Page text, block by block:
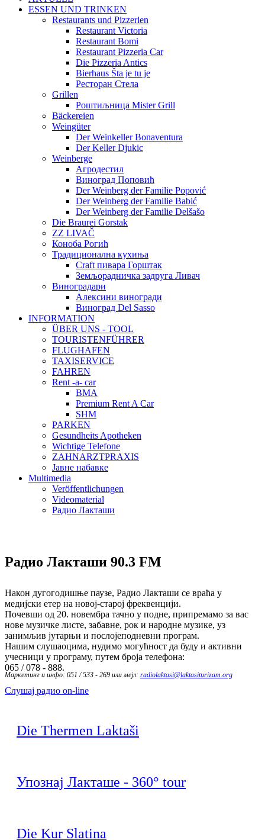
ESSEN UND TRINKEN
Restaurants und Pizzerien
Restaurant Victoria
Restaurant Bomi
Restaurant Pizzeria Car
Die Pizzeria Antics
Bierhaus Šta je tu je
Ресторан Стела
Grillen
Роштиљница Mister Grill
Bäckereien
Weingüter
Der Weinkeller Bonaventura
Der Keller Djukic
Weinberge
Агродестил
Виноград Поповић
Der Weinberg der Familie Popović
Der Weinberg der Familie Babić
Der Weinberg der Familie Delšašo
Die Braurei Gorstak
ZZ LIVAČ
Коноба Рогић
Традиционална кухиња
Craft пивара Горштак
Земљорадничка задруга Ливач
Виноградари
Алексини виногради
Виноград Del Sasso
INFORMATION
ÜBER UNS - TOOL
TOURISTENFÜHRER
FLUGHAFEN
TAXISERVICE
FAHREN
Rent -a- car
BMA
Premium Rent A Car
SHM
PARKEN
Gesundheits Apotheken
Wichtige Telefone
ZAHNARZTPRAXIS
Јавне набавке
Multimedia
Veröffentlichungen
Videomaterial
Радио Лакташи
Радио Лакташи 90.3 FM
Након дугогодишње паузе, Радио Лакташи се враћа у
медијски етер на новој-старој фреквенцији.
Почевши од 20. новембра тачно у подне, припремамо за вас
нове музичке листе, забавне, рок и народне музике, уз
занимљив јутарњи и послојеподневни програм.
Нашим слушаоцима, нудимо могућност да буду и активни
учесници у програму, путем броја телефона:
065 / 078 - 888.
Маркетинг и инфо: 051 / 533 - 269 или мејл: radiolaktasi@laktasiturizam.org
Слушај радио on-line
Die Thermen Laktaši
Упознај Лакташе - 360° tour
Die Kur Slatina